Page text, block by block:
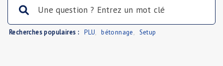
Recherches populaires : PLU, bétonnage, Setup